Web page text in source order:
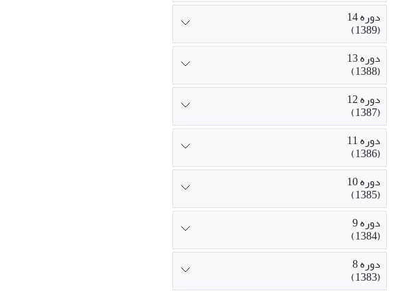
دوره 14
(1389)
دوره 13
(1388)
دوره 12
(1387)
دوره 11
(1386)
دوره 10
(1385)
دوره 9
(1384)
دوره 8
(1383)